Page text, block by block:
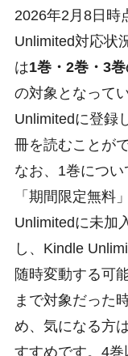
2026年2月8日時
Unlimited対応状
は1巻・2巻・3
の対象となって
Unlimitedに登録
冊を読むことが
なお、1巻につ
「期間限定無料
Unlimitedに未加
し、Kindle
随時変動する可
まで対象だった
め、気になる方
すすめです。4